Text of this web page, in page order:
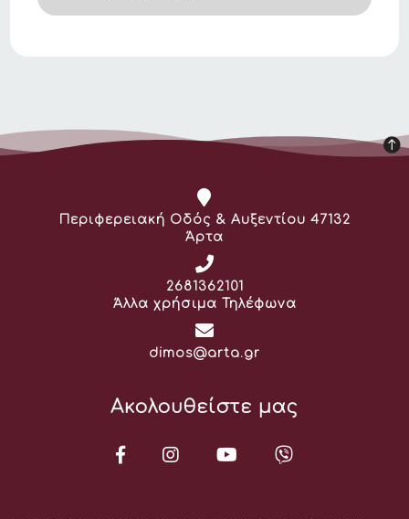
Διεύθυνση:
Περιφερειακή Οδός & Αυξεντίου 47132
Άρτα
Τηλέφωνο:
2681362101
Άλλα χρήσιμα Τηλέφωνα
Email:
dimos@arta.gr
Ακολουθείστε μας